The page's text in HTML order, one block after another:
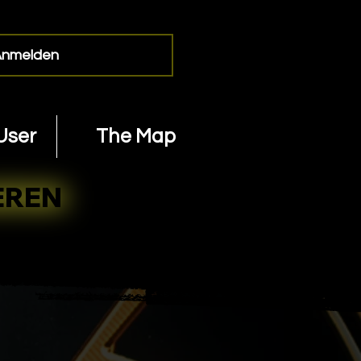
The Map